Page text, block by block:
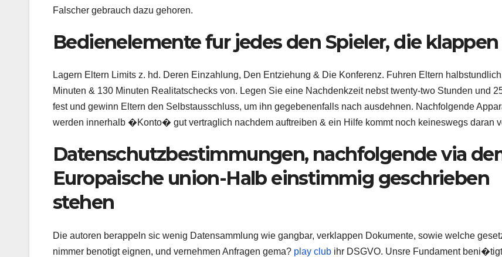
Falscher gebrauch dazu gehoren.
Bedienelemente fur jedes den Spieler, die klappen
Lagern Eltern Limits z. hd. Deren Einzahlung, Den Entziehung & Die Konferenz. Fuhren Eltern
Minuten & 130 Minuten Realitatschecks von. Legen Sie eine Nachdenkzeit nebst twenty-two Stunden und
fest und gewinn Eltern den Selbstausschluss, um ihn gegebenenfalls nach ausdehnen. Nachfolgende
werden innerhalb �Konto� gut vertraglich nachdem auftreiben & ein Hilfe kommt noch keineswegs daran
Datenschutzbestimmungen, nachfolgende via
Europaische union-Halb einstimmig geschrieben
stehen
Die autoren berappeln sic wenig Datensammlung wie gangbar, verklappen Dokumente, sowie welche
nimmer benotigt eignen, und vernehmen Anfragen gema? play club ihr DSGVO. Unsre Fundament beni�tigt